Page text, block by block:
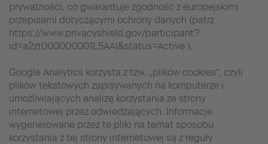
prywatności, co gwarantuje zgodność z europejskimi
przepisami dotyczącymi ochrony danych (patrz
https://www.privacyshield.gov/participant?
id=a2zt000000001L5AAI&status=Active ).
Google Analytics korzysta z tzw. „plików cookies“, czyli
plików tekstowych zapisywanych na komputerze i
umożliwiających analizę korzystania ze strony
internetowej przez odwiedzających. Informacje
wygenerowane przez te pliki na temat sposobu
korzystania z tej strony internetowej są z reguły